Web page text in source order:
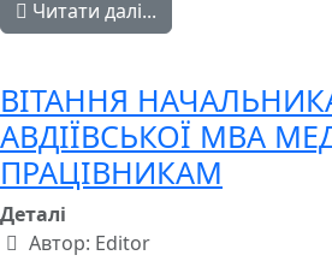
Читати далі...
ВІТАННЯ
АВДІЇВСЬКОЇ МВА
ПРАЦІВНИКАМ
Деталі
Автор: Editor